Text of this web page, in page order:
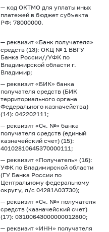
— код ОКТМО для уплаты иных
платежей в бюджет субъекта
РФ: 78000000.
— реквизит «Банк получателя»
средств (13): ОКЦ № 1 ВВГУ
Банка России//УФК по
Владимирской области г.
Владимир;
— реквизит «БИК» банка
получателя средств (БИК
территориального органа
Федерального казначейства)
(14): 042202111;
— реквизит «Сч. №» банка
получателя средств (единый
казначейский счет) (15):
40102810645370000111;
— реквизит «Получатель» (16):
УФК по Владимирской области
(ГУ Банка России по
Центральному федеральному
округу, л/с 04281А03730);
— реквизит «Сч. №» получателя
средств (казначейский счет)
(17): 03100643000000012800;
— реквизит «ИНН» получателя